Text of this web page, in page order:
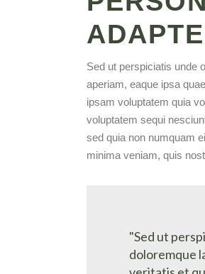
Sed ut perspiciatis unde
aperiam, eaque ipsa
ipsam voluptatem quia
voluptatem sequi
sed quia non numquam
minima veniam, quis
"Sed ut
doloremque